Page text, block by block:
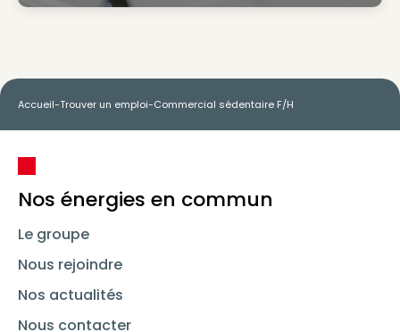
Accueil-Trouver un emploi-Commercial sédentaire F/H
Nos énergies en commun
Le groupe
Nous rejoindre
Nos actualités
Nous contacter